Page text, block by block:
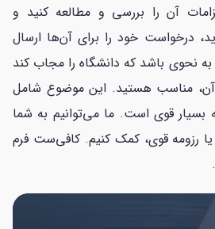
آن را بررسی و مطالعه کنید و
درخواست خود را برای آن‌ها ارسال
نحوی باشد که دانشگاه را مجاب کند
مناسب هستید. این موضوع شامل
بسیار قوی است. ما می‌توانیم به شما
یا رزومه قوی، کمک کنیم. کافی‌ست فرم